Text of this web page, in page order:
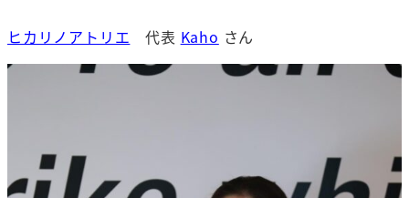
ヒカリノアトリエ 代表 Kaho さん